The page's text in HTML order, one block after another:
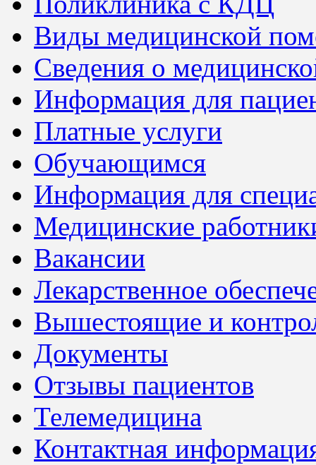
Виды медицинской
Сведения о
Информация для
Платные услуги
Обучающимся
Информация для
Медицинские
Вакансии
Лекарственное
Вышестоящие и
Документы
Отзывы пациентов
Телемедицина
Контактная